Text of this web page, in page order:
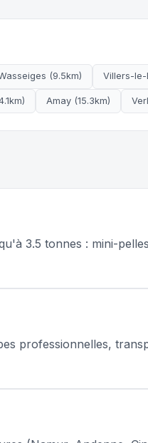
(9.5km) Villers-le-
Amay (15.3km)
3.5 tonnes : mini-
professionnelles,